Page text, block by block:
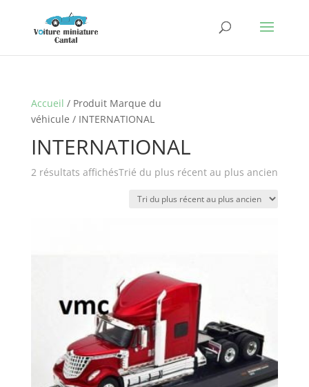
Accueil / Produit Marque du
véhicule / INTERNATIONAL
INTERNATIONAL
2 résultats affichésTrié du plus récent au plus ancien